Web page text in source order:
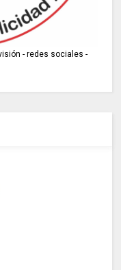
- redes sociales -